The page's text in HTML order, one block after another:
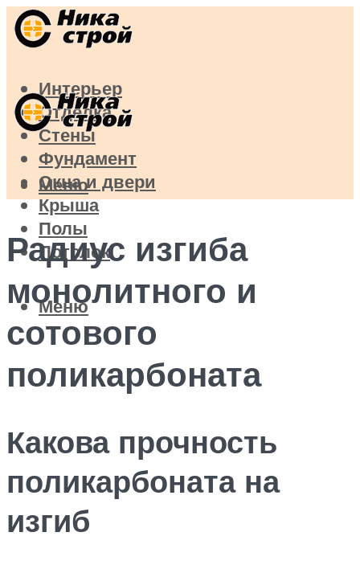
Интерьер
Отделка
Стены
Фундамент
Окна и двери
Крыша
Полы
Потолок
Меню
Меню
Радиус изгиба
монолитного и
сотового
поликарбоната
Какова прочность
поликарбоната на
изгиб